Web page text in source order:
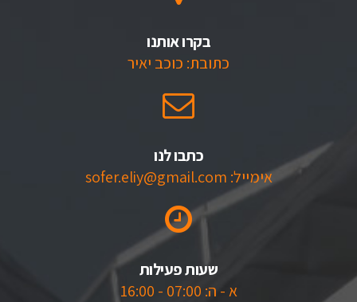
בקרו אותנו
כתובת: כוכב יאיר
כתבו לנו
אימייל: sofer.eliy@gmail.com
שעות פעילות
א - ה: 07:00 - 16:00